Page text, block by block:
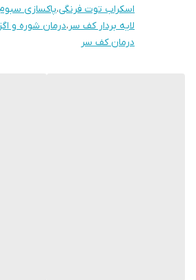
اسکراب توت فرنگی،پاکسازی
لایه بردار کف سر،درمان شوره و
درمان کف سر